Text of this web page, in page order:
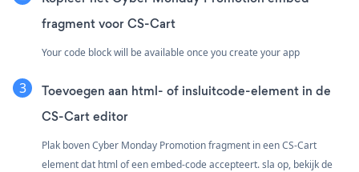
fragment voor CS-Cart
Your code block will be available once you create your app
Toevoegen aan html- of insluitcode-element in de
CS-Cart editor
Plak boven Cyber Monday Promotion fragment in een CS-Cart
element dat html of een embed-code accepteert. sla op, bekijk de